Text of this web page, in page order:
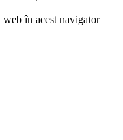
în acest navigator